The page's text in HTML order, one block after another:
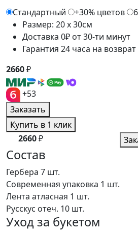
Стандартный
+30% цветов
Размер: 20 x 30см
Доставка 0₽ от 30-ти минут
Гарантия 24 часа на возврат
2660₽
+53
Заказать
Купить в 1 клик
2660₽
Состав
Гербера 7 шт.
Современная упаковка 1 шт.
Лента атласная 1 шт.
Русскус отеч. 10 шт.
Уход за букетом